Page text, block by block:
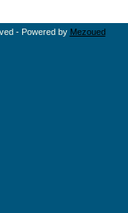
- Powered by Mezoued